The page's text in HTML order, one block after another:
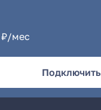
₽/мес
Подключить